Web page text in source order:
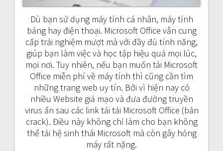
Dù bạn sử dụng máy tính cá nhân, máy tính
bảng hay điện thoại. Microsoft Office vẫn cung
cấp trải nghiệm mượt mà với đầy đủ tính năng,
giúp bạn làm việc và học tập hiệu quả mọi lúc,
mọi nơi. Tuy nhiên, nếu bạn muốn tải Microsoft
Office miễn phí về máy tính thì cũng cần tìm
những trang web uy tín. Bởi vì hiện nay có
nhiều Website giả mạo và đưa đường truyền
virus ẩn sau các link tải tải Microsoft Office (bản
crack). Điều này không chỉ làm cho bạn không
thể tải hệ sinh thái Microsoft mà còn gây hỏng
máy rất nặng.